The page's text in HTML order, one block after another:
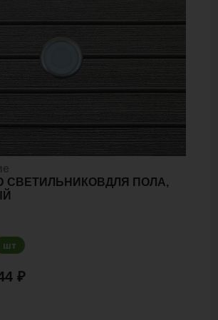
СВЕТИЛЬНИКОВДЛЯ ПОЛА,
шт
₽